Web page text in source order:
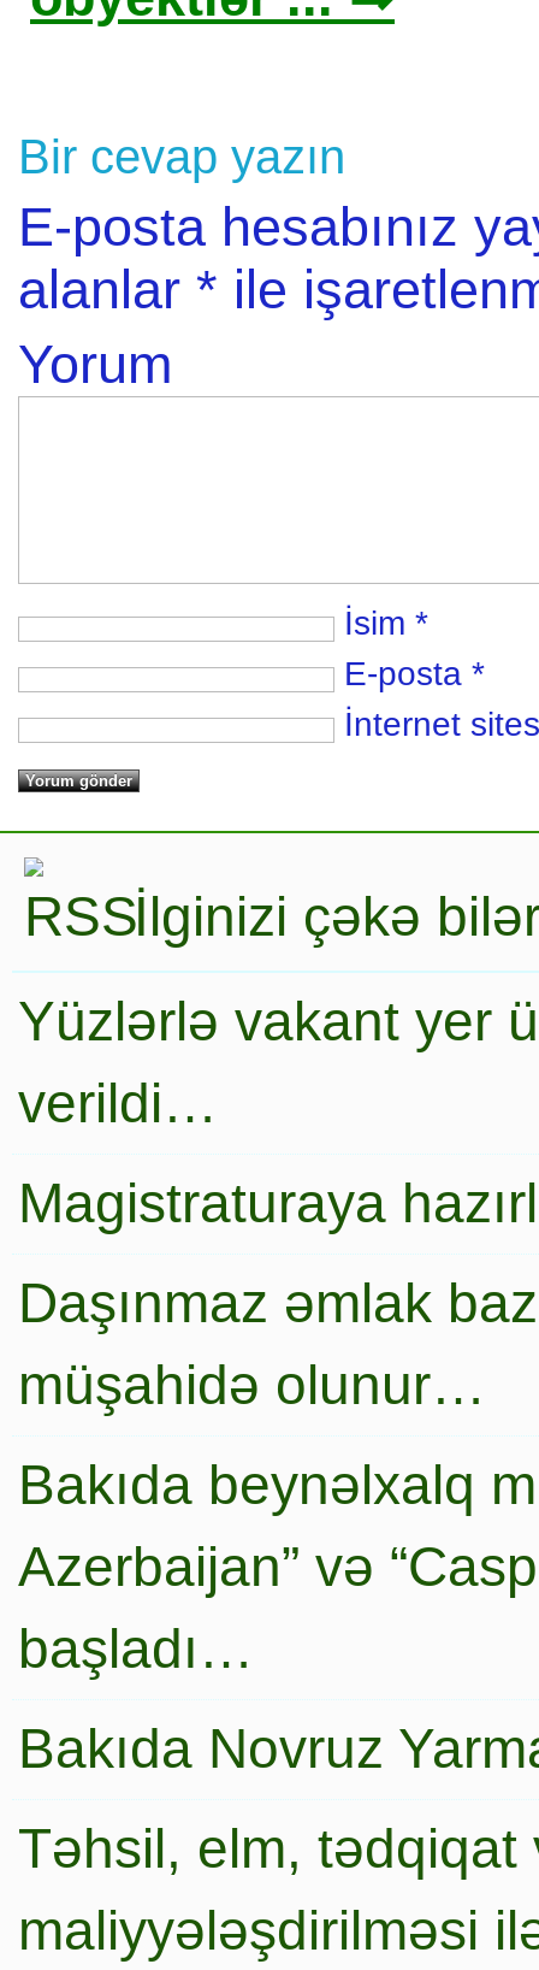
Bir cevap yazın
E-posta hesabınız
alanlar * ile
Yorum
İsim *
E-posta *
İnternet
İlginizi çəkə
Yüzlərlə vakant yer
verildi…
Magistraturaya
Daşınmaz əmlak
müşahidə olunur…
Bakıda beynəlxalq
Azerbaijan” və
başladı…
Bakıda Novruz
Təhsil, elm,
maliyyələşdirilməsi